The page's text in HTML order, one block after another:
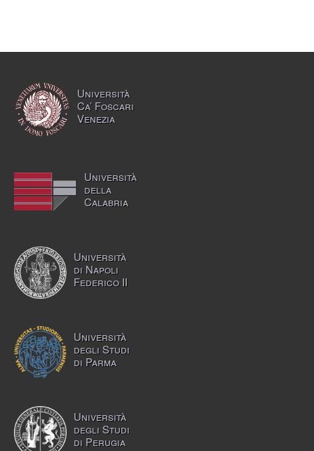
Università
Ca’ Foscari
Venezia
Università
della
Calabria
Università
di Napoli
Federico II
Università
degli Studi
di Parma
Università
degli Studi
di Perugia